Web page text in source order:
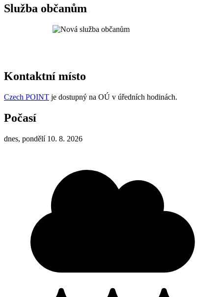
Služba občanům
Kontaktní místo
Czech POINT je dostupný na OÚ v úředních hodinách.
Počasí
dnes, pondělí 10. 8. 2026